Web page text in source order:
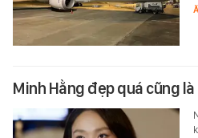
Minh Hằng đẹp quá cũng